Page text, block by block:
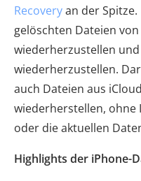
Recoveryan der
gelöschten Dateien
wiederherzustellen
wiederherzustellen.
auch Dateien aus
wiederherstellen, ohne
oder die aktuellen
Highlights der iPhone-